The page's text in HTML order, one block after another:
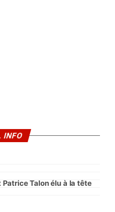
INFO
Talon élu à la tête